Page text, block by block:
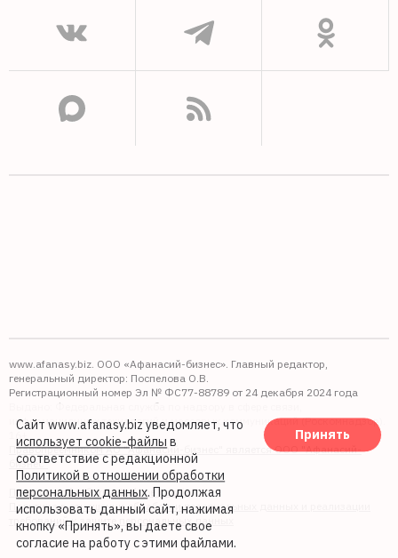
www.afanasy.biz. ООО «Афанасий-бизнес». Главный редактор,
генеральный директор: Поспелова О.В.
Регистрационный номер Эл № ФС77-88789 от 24 декабря 2024 года
Выдано: Федеральная служба по надзору в сфере связи,
информационных технологий и массовых коммуникаций (Роскомнадзор).
Правопреемником АО "Афанасий-бизнес" является ООО "Афанасий-
бизнес"
Политика обработки файлов cookie
Политика в отношении обработки персональных данных и реализации
требований к защите персональных данных
Сайт www.afanasy.biz уведомляет, что
использует cookie-файлы в
соответствие с редакционной
Политикой в отношении обработки
персональных данных. Продолжая
использовать данный сайт, нажимая
кнопку «Принять», вы даете свое
согласие на работу с этими файлами.
Принять